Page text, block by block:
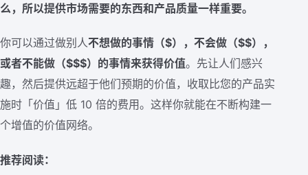
么，所以提供市场需要的东西和产品质量一样重要。
你可以通过做别人不想做的事情（$），不会做（$$），
或者不能做（$$$）的事情来获得价值。先让人们感兴
趣，然后提供远超于他们预期的价值，收取比您的产品实
施时「价值」低 10 倍的费用。这样你就能在不断构建一
个增值的价值网络。
推荐阅读：